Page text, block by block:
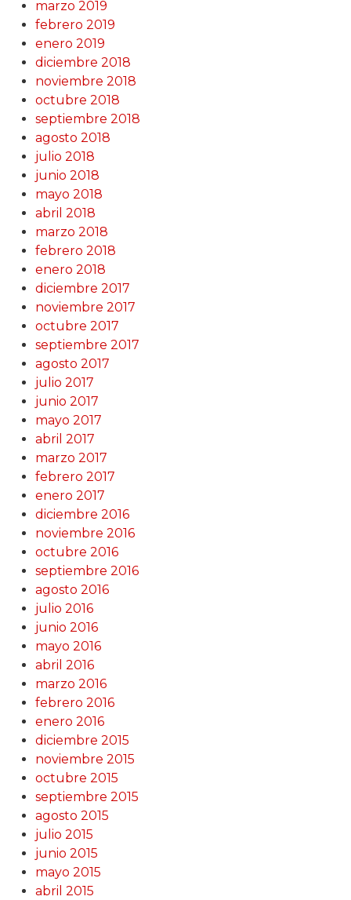
marzo 2019
febrero 2019
enero 2019
diciembre 2018
noviembre 2018
octubre 2018
septiembre 2018
agosto 2018
julio 2018
junio 2018
mayo 2018
abril 2018
marzo 2018
febrero 2018
enero 2018
diciembre 2017
noviembre 2017
octubre 2017
septiembre 2017
agosto 2017
julio 2017
junio 2017
mayo 2017
abril 2017
marzo 2017
febrero 2017
enero 2017
diciembre 2016
noviembre 2016
octubre 2016
septiembre 2016
agosto 2016
julio 2016
junio 2016
mayo 2016
abril 2016
marzo 2016
febrero 2016
enero 2016
diciembre 2015
noviembre 2015
octubre 2015
septiembre 2015
agosto 2015
julio 2015
junio 2015
mayo 2015
abril 2015